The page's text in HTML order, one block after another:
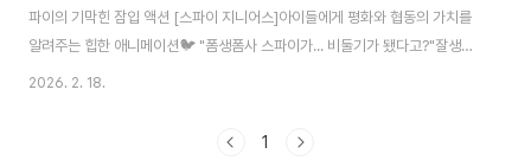
파이의 기막힌 잠입 액션 [스파이 지니어스]아이들에게 평화와 협동의 가치를
알려주는 힙한 애니메이션🐦 "폼생폼사 스파이가... 비둘기가 됐다고?"잘생기
고 능력 있는 슈퍼 스파이 '랜스'가 괴짜 발명가 '월터'의 물약을 마시고 비둘기
있습니다. 엉뚱한 상상력과 속도감 넘치는 전개 덕분에 아이들이 눈을 떼지 못
2026. 2. 18.
1